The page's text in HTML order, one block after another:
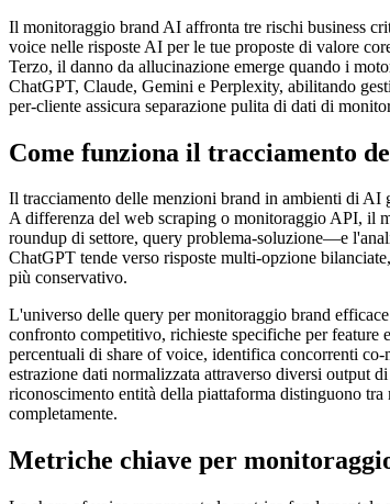
Il monitoraggio brand AI affronta tre rischi business
voice nelle risposte AI per le tue proposte di valore
Terzo, il danno da allucinazione emerge quando i
ChatGPT, Claude, Gemini e Perplexity, abilitando
per-cliente assicura separazione pulita di dati di
Come funziona il tracciamento
Il tracciamento delle menzioni brand in ambienti di AI
A differenza del web scraping o monitoraggio API, il
roundup di settore, query problema-soluzione—e
ChatGPT tende verso risposte multi-opzione
più conservativo.
L'universo delle query per monitoraggio brand
confronto competitivo, richieste specifiche per feature
percentuali di share of voice, identifica concorrenti
estrazione dati normalizzata attraverso diversi output
riconoscimento entità della piattaforma distinguono
completamente.
Metriche chiave per